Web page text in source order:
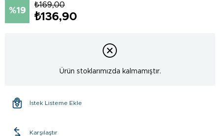
19
₺169,00
₺136,90
Ürün stoklarımızda kalmamıştır.
İstek Listeme Ekle
Karşılaştır